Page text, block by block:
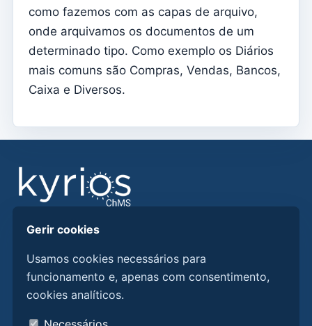
Menu do utilizador
Definições da subscrição
Ficha de Pároco
Alterar senha
Mudar de idioma
Terminar sessão
Configurar uma conta SMTP para o envio de emails no
Fichas de Inscrição da Catequese
Passagem de ano
como fazemos com as capas de arquivo,
onde arquivamos os documentos de um
determinado tipo. Como exemplo os Diários
mais comuns são Compras, Vendas, Bancos,
Caixa e Diversos.
Encontre respostas, guias e procedimentos para
utilizar melhor o Kyrios ChMS.
Fique a conhecer o Kyrios aqui
Quem somos
Gerir cookies
Usamos cookies necessários para
funcionamento e, apenas com consentimento,
cookies analíticos.